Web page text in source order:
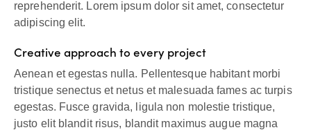
reprehenderit. Lorem ipsum dolor sit amet, consectetur
adipiscing elit.
Creative approach to every project
Aenean et egestas nulla. Pellentesque habitant morbi
tristique senectus et netus et malesuada fames ac turpis
egestas. Fusce gravida, ligula non molestie tristique,
justo elit blandit risus, blandit maximus augue magna